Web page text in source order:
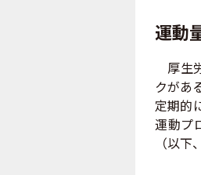
運動
厚生
クがあ
定期的
運動プ
（以